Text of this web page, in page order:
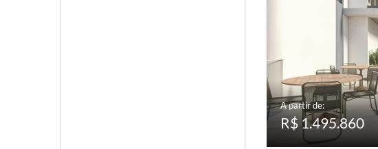
A partir de:
R$ 1.495.860